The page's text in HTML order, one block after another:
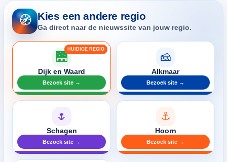
🧭 Kies een andere regio
Ga direct naar de nieuwssite van jouw regio.
🌉
Dijk en Waard
Bezoek site →
🧀
Alkmaar
Bezoek site →
🌷
Schagen
Bezoek site →
⚓
Hoorn
Bezoek site →